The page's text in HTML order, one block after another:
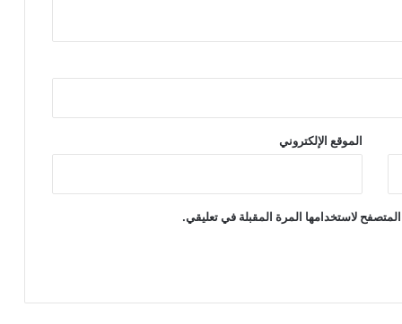
الموقع الإلكتروني
لاستخدامها المرة المقبلة في تعليقي.